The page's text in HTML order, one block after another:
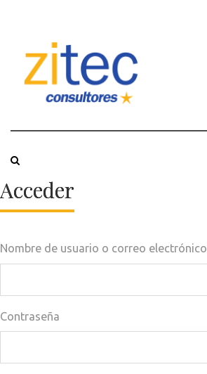
Acceder
Nombre de usuario o correo electrónico
Contraseña